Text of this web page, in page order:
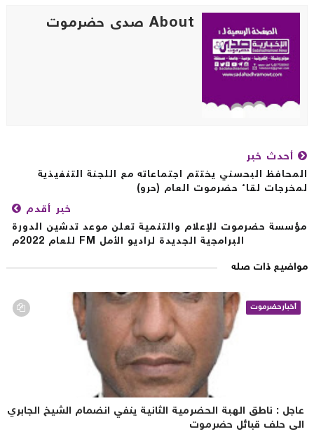
About صدى حضرموت
أحدث خبر
البحسني يختتم اجتماعاته مع اللجنة التنفيذية
لقاء حضرموت العام (حرو)
خبر أقدم
حضرموت للإعلام والتنمية تعلن موعد تدشين الدورة
البرامجية الجديدة لراديو الأمل FM للعام 2022م
ذات صله
أخبارحضرموت
: ناطق الهبة الحضرمية الثانية ينفي انضمام الشيخ الجابري
حلف قبائل حضرموت